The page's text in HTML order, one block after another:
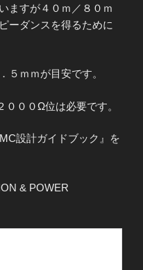
ますが４０ｍ／８０ｍ
ーダンスを得るために
５ｍｍが目安です。
００Ω位は必要です。
設計ガイドブック』を
& POWER